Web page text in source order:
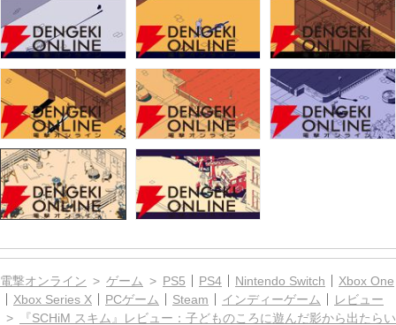
電撃オンライン ゲーム PS5 PS4 Nintendo Switch
Xbox One
Xbox Series X
PCゲーム Steam インディーゲーム
レビュー
『SCHiM スキム』レビュー：子どものころに遊んだ影から出たらい